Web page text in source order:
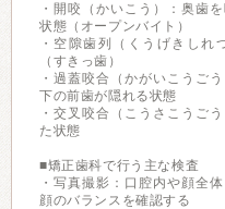
・開咬（かいこう）：奥歯
状態（オープンバイト）
・空隙歯列（くうげきしれ
（すきっ歯）
・過蓋咬合（かがいこうご
下の前歯が隠れる状態
・交叉咬合（こうさこうご
た状態
■矯正歯科で行う主な検査
・写真撮影：口腔内や顔全
顔のバランスを確認する